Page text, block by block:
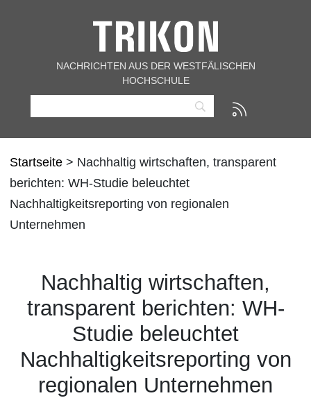
NACHRICHTEN AUS DER WESTFÄLISCHEN
HOCHSCHULE
Startseite > Nachhaltig wirtschaften, transparent
berichten: WH-Studie beleuchtet
Nachhaltigkeitsreporting von regionalen
Unternehmen
Nachhaltig wirtschaften,
transparent berichten: WH-
Studie beleuchtet
Nachhaltigkeitsreporting von
regionalen Unternehmen